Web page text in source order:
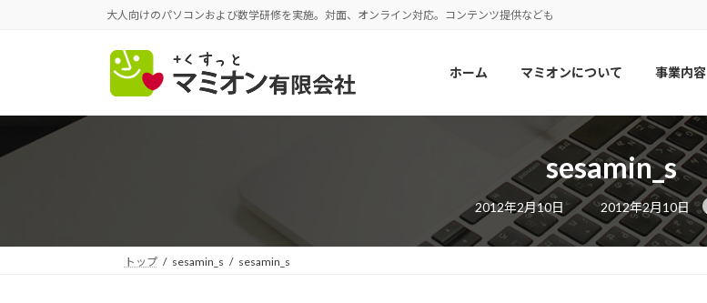
へ
キ
ョ
に
大人向けのパソコンおよび数学研修を実施。対面、オンライン対応。コンテンツ提供なども
ホーム マミオンについて 事業内容
sesamin_s
2012年2月10日
最
終
更
新
日
2012年2月10日
トップ sesamin_s sesamin_s